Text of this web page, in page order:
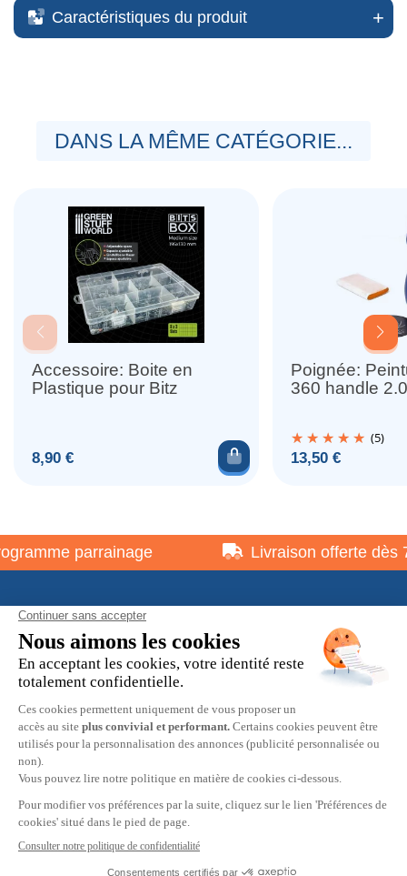
Caractéristiques du produit
DANS LA MÊME CATÉGORIE...
Accessoire: Boite en
Plastique pour Bitz
Prix
8,90 € Ajouter au panier
Poignée:
360 handle 2.0
(5)
Prix
13,50 €
parrainage Livraison offerte dès
À propos
Informations pratiques
Restons en contact
© 2026 HOBBY MAX -Mentions légales
confidentialité-Préférences cookies-